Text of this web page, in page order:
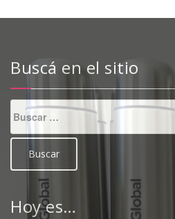
Buscá en el sitio
Buscar:
Hoy es…